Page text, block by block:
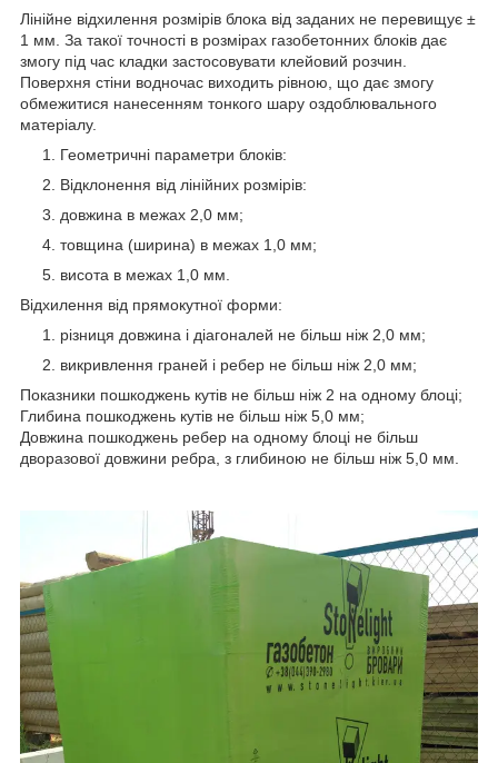
Лінійне відхилення розмірів блока від заданих не перевищує ±
1 мм. За такої точності в розмірах газобетонних блоків дає
змогу під час кладки застосовувати клейовий розчин.
Поверхня стіни водночас виходить рівною, що дає змогу
обмежитися нанесенням тонкого шару оздоблювального
матеріалу.
Геометричні параметри блоків:
Відклонення від лінійних розмірів:
довжина в межах 2,0 мм;
товщина (ширина) в межах 1,0 мм;
висота в межах 1,0 мм.
Відхилення від прямокутної форми:
різниця довжина і діагоналей не більш ніж 2,0 мм;
викривлення граней і ребер не більш ніж 2,0 мм;
Показники пошкоджень кутів не більш ніж 2 на одному блоці;
Глибина пошкоджень кутів не більш ніж 5,0 мм;
Довжина пошкоджень ребер на одному блоці не більш
дворазової довжини ребра, з глибиною не більш ніж 5,0 мм.